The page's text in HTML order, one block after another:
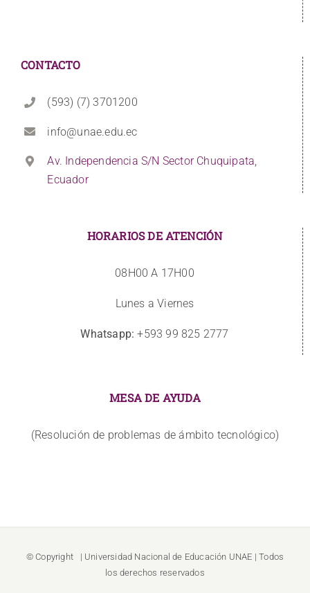
CONTACTO
(593) (7) 3701200
info@unae.edu.ec
Av. Independencia S/N Sector Chuquipata,
Ecuador
HORARIOS DE ATENCIÓN
08H00 A 17H00
Lunes a Viernes
Whatsapp: +593 99 825 2777
MESA DE AYUDA
(Resolución de problemas de ámbito tecnológico)
© Copyright | Universidad Nacional de Educación UNAE | Todos
los derechos reservados